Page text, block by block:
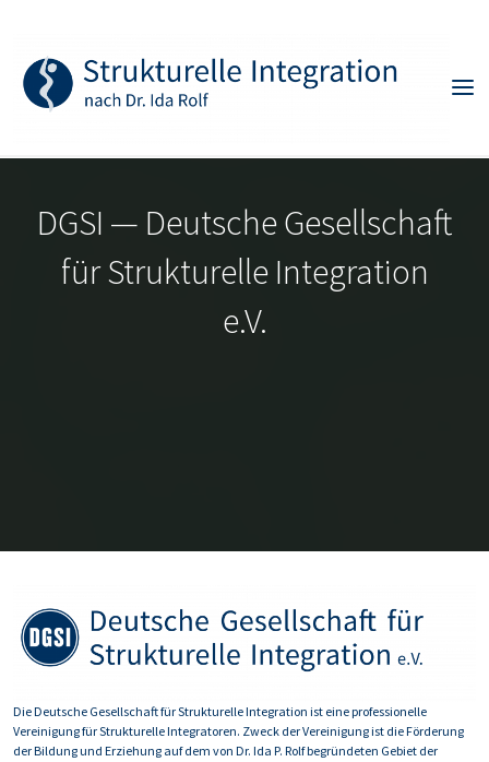
DGSI — Deutsche Gesellschaft
für Strukturelle Integration
e.V.
Die Deutsche Gesellschaft für Strukturelle Integration ist eine professionelle
Vereinigung für Strukturelle Integratoren. Zweck der Vereinigung ist die Förderung
der Bildung und Erziehung auf dem von Dr. Ida P. Rolf begründeten Gebiet der